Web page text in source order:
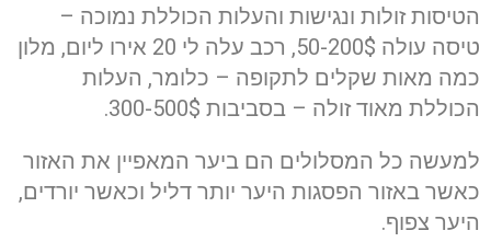
הטיסות זולות ונגישות והעלות הכוללת נמוכה –
טיסה עולה 50-200$, רכב עלה לי 20 אירו ליום, מלון
כמה מאות שקלים לתקופה – כלומר, העלות
הכוללת מאוד זולה – בסביבות 300-500$.
למעשה כל המסלולים הם ביער המאפיין את האזור
כאשר באזור הפסגות היער יותר דליל וכאשר יורדים,
היער צפוף.